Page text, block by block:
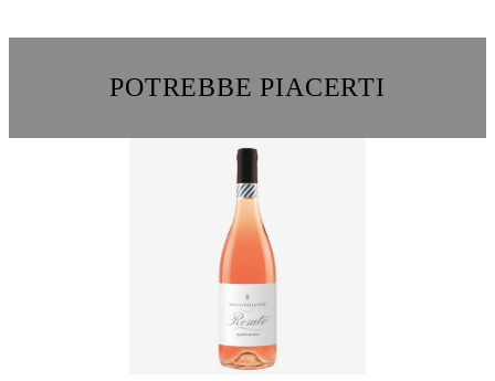
POTREBBE PIACERTI